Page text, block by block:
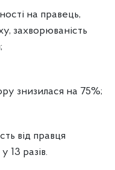
на правець,
захворюваність
знизилася на 75%;
від правця
13 разів.